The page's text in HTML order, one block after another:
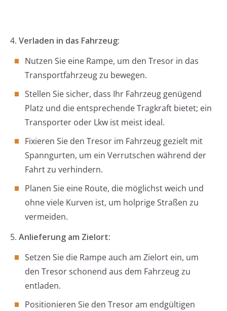
4. Verladen in das Fahrzeug:
Nutzen Sie eine Rampe, um den Tresor in das
Transportfahrzeug zu bewegen.
Stellen Sie sicher, dass Ihr Fahrzeug genügend
Platz und die entsprechende Tragkraft bietet; ein
Transporter oder Lkw ist meist ideal.
Fixieren Sie den Tresor im Fahrzeug gezielt mit
Spanngurten, um ein Verrutschen während der
Fahrt zu verhindern.
Planen Sie eine Route, die möglichst weich und
ohne viele Kurven ist, um holprige Straßen zu
vermeiden.
5. Anlieferung am Zielort:
Setzen Sie die Rampe auch am Zielort ein, um
den Tresor schonend aus dem Fahrzeug zu
entladen.
Positionieren Sie den Tresor am endgültigen